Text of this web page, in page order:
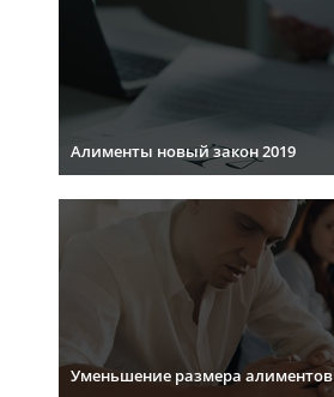
Алименты новый закон 2019
Уменьшение размера алиментов